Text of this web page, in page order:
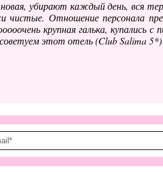
убирают каждый день, вся
Отношение персонала
крупная галька, купались
этот отель (Club Salima